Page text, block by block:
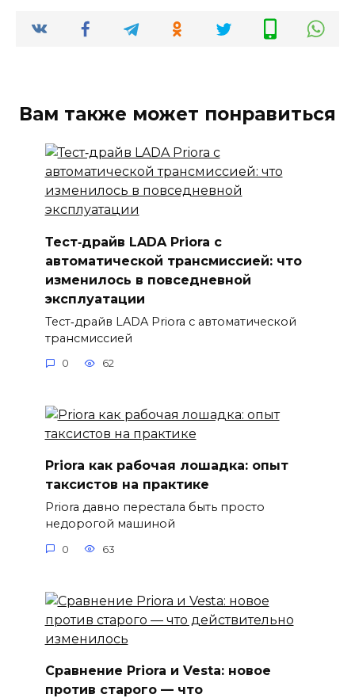
Вам также может понравиться
Тест‑драйв LADA Priora с
автоматической трансмиссией: что
изменилось в повседневной
эксплуатации
Тест‑драйв LADA Priora с автоматической
трансмиссией
0 62
Priora как рабочая лошадка: опыт
таксистов на практике
Priora давно перестала быть просто
недорогой машиной
0 63
Сравнение Priora и Vesta: новое
против старого — что